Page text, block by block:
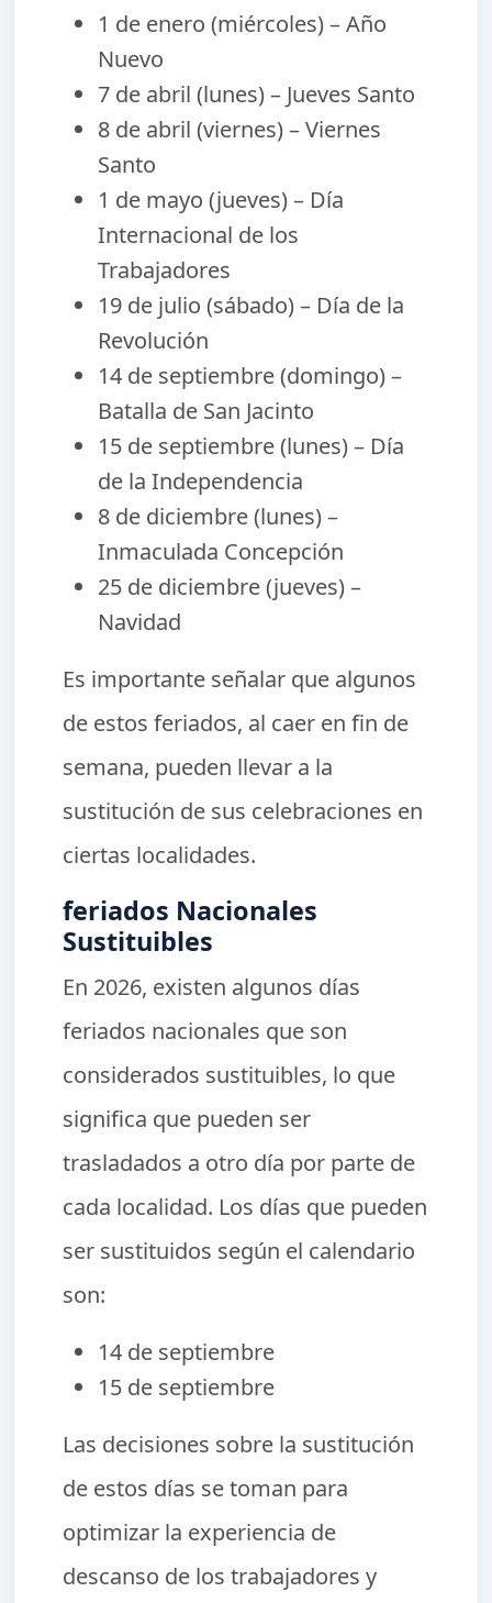
1 de enero (miércoles) – Año
Nuevo
7 de abril (lunes) – Jueves Santo
8 de abril (viernes) – Viernes
Santo
1 de mayo (jueves) – Día
Internacional de los
Trabajadores
19 de julio (sábado) – Día de la
Revolución
14 de septiembre (domingo) –
Batalla de San Jacinto
15 de septiembre (lunes) – Día
de la Independencia
8 de diciembre (lunes) –
Inmaculada Concepción
25 de diciembre (jueves) –
Navidad
Es importante señalar que algunos
de estos feriados, al caer en fin de
semana, pueden llevar a la
sustitución de sus celebraciones en
ciertas localidades.
feriados Nacionales
Sustituibles
En 2026, existen algunos días
feriados nacionales que son
considerados sustituibles, lo que
significa que pueden ser
trasladados a otro día por parte de
cada localidad. Los días que pueden
ser sustituidos según el calendario
son:
14 de septiembre
15 de septiembre
Las decisiones sobre la sustitución
de estos días se toman para
optimizar la experiencia de
descanso de los trabajadores y